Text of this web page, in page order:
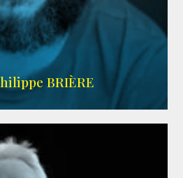
LINKEDIN
BRIÈRE